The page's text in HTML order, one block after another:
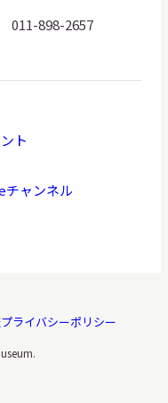
011-898-2657
ト
ャンネル
プライバシーポリシー